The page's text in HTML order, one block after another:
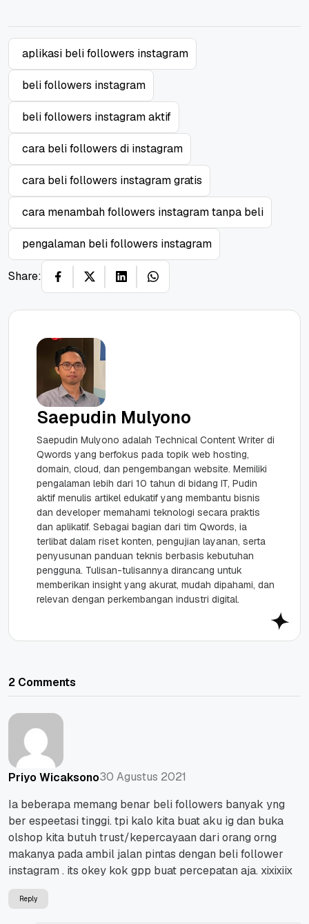
aplikasi beli followers instagram
beli followers instagram
beli followers instagram aktif
cara beli followers di instagram
cara beli followers instagram gratis
cara menambah followers instagram tanpa beli
pengalaman beli followers instagram
Share:
Saepudin Mulyono
Saepudin Mulyono adalah Technical Content Writer di
Qwords yang berfokus pada topik web hosting,
domain, cloud, dan pengembangan website. Memiliki
pengalaman lebih dari 10 tahun di bidang IT, Pudin
aktif menulis artikel edukatif yang membantu bisnis
dan developer memahami teknologi secara praktis
dan aplikatif. Sebagai bagian dari tim Qwords, ia
terlibat dalam riset konten, pengujian layanan, serta
penyusunan panduan teknis berbasis kebutuhan
pengguna. Tulisan-tulisannya dirancang untuk
memberikan insight yang akurat, mudah dipahami, dan
relevan dengan perkembangan industri digital.
2 Comments
Priyo Wicaksono30 Agustus 2021
Ia beberapa memang benar beli followers banyak yng
ber espeetasi tinggi. tpi kalo kita buat aku ig dan buka
olshop kita butuh trust/kepercayaan dari orang orng
makanya pada ambil jalan pintas dengan beli follower
instagram . its okey kok gpp buat percepatan aja. xixixiix
Reply